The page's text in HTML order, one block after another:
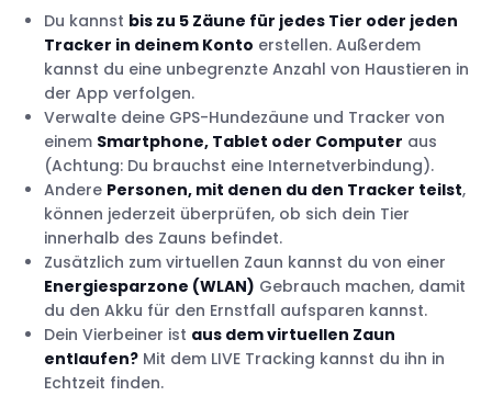
Du kannst bis zu 5 Zäune für jedes Tier oder jeden
Tracker in deinem Konto erstellen. Außerdem
kannst du eine unbegrenzte Anzahl von Haustieren in
der App verfolgen.
Verwalte deine GPS-Hundezäune und Tracker von
einem Smartphone, Tablet oder Computer aus
(Achtung: Du brauchst eine Internetverbindung).
Andere Personen, mit denen du den Tracker teilst,
können jederzeit überprüfen, ob sich dein Tier
innerhalb des Zauns befindet.
Zusätzlich zum virtuellen Zaun kannst du von einer
Energiesparzone (WLAN) Gebrauch machen, damit
du den Akku für den Ernstfall aufsparen kannst.
Dein Vierbeiner ist aus dem virtuellen Zaun
entlaufen? Mit dem LIVE Tracking kannst du ihn in
Echtzeit finden.